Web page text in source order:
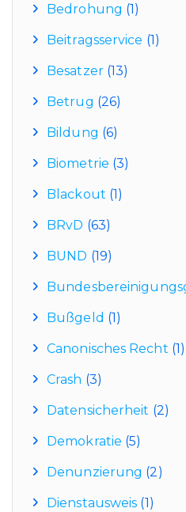
Bedrohung (1)
Beitragsservice (1)
Besatzer(13)
Betrug (26)
Bildung (6)
Biometrie (3)
Blackout (1)
BRvD (63)
BUND (19)
Bußgeld (1)
Canonisches Recht (1)
Crash (3)
Datensicherheit (2)
Demokratie (5)
Denunzierung (2)
Dienstausweis (1)